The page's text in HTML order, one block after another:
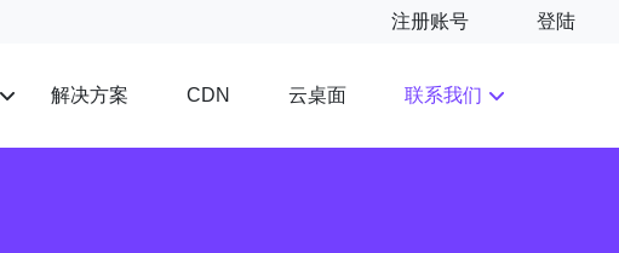
注册账号 登陆
解决方案 CDN 云桌面 联系我们